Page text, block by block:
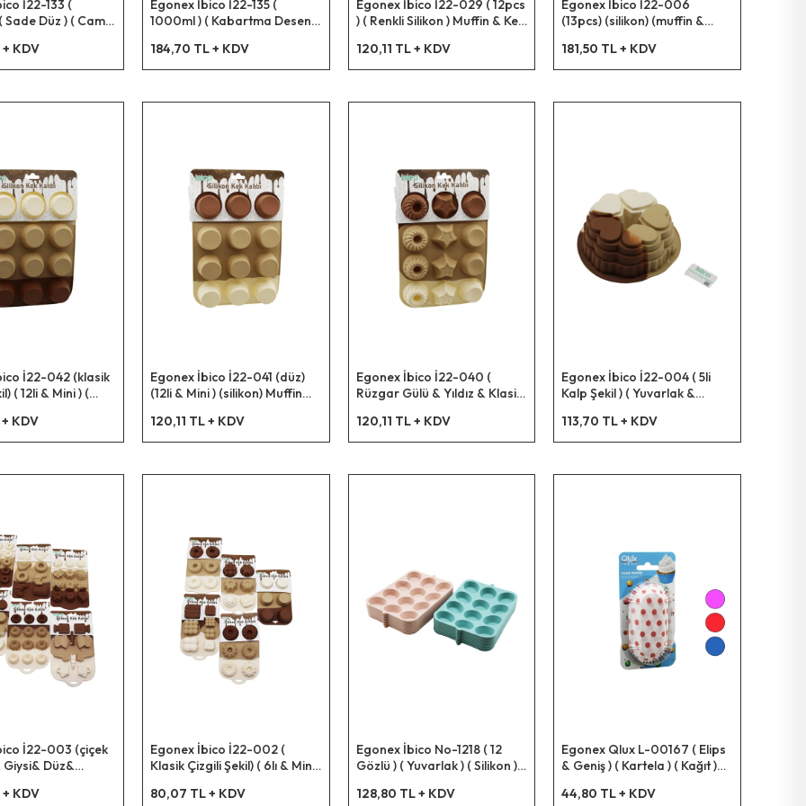
İ22-133 (
Sade Düz ) ( Cam
& Silikon
)*48
+ KDV
Egonex İbico İ22-135 (
1000ml ) ( Kabartma Desen )
Yüzey & Metal İç Yüzey &
Silikon Contalı Kapak )*48
184,70 TL + KDV
Egonex İbico İ22-029 ( 12pcs
) ( Renkli Silikon ) Muffin & Kek
dikdörtgen & 3-yuvarlak &
3-rüzgar Gülü & 3-
120,11 TL + KDV
Egonex İbico İ22-006
(13pcs) (silikon) (muffin &
(baton=11.5x25cm) (3er
Rüzgar Gülü & Yuvarlak &
181,50 TL + KDV
İ22-042 (klasik
( 12li & Mini ) (
KDV
Egonex İbico İ22-041 (düz)
(12li & Mini ) (silikon) Muffin
120,11 TL + KDV
Egonex İbico İ22-040 (
Rüzgar Gülü & Yıldız & Klasik
Silikon ) Muffin Kek Kalıp (
Askılıkı Kartela )*6x10
120,11 TL + KDV
Egonex İbico İ22-004 ( 5li
Kalp Şekil ) ( Yuvarlak &
Çap:21cm & Derinlik: 9cm
)*6x20
113,70 TL + KDV
İ22-003 (çiçek
Düz&
12-15-li & Mini )
KDV
Egonex İbico İ22-002 (
Klasik Çizgili Şekil) ( 6lı & Mini )
Askılıklı Kartela )*10x12
80,07 TL + KDV
Egonex İbico No-1218 ( 12
Gözlü ) ( Yuvarlak ) ( Silikon )
128,80 TL + KDV
Egonex Qlux L-00167 ( Elips
& Geniş ) ( Kartela ) ( Kağıt )
44,80 TL + KDV